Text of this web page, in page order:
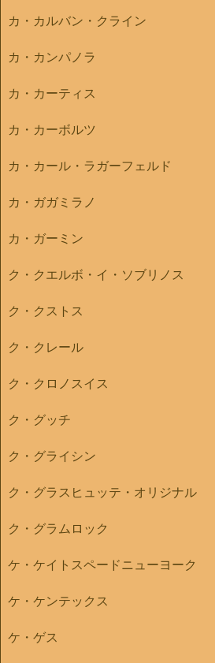
カ・カルバン・クライン
カ・カンパノラ
カ・カーティス
カ・カーボルツ
カ・カール・ラガーフェルド
カ・ガガミラノ
カ・ガーミン
ク・クエルボ・イ・ソブリノス
ク・クストス
ク・クレール
ク・クロノスイス
ク・グッチ
ク・グライシン
ク・グラスヒュッテ・オリジナル
ク・グラムロック
ケ・ケイトスペードニューヨーク
ケ・ケンテックス
ケ・ゲス